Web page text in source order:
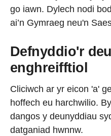
go iawn. Dylech nodi
ai’n Gymraeg neu'n
Defnyddio'r
enghreifftiol
Cliciwch ar yr eicon 'a'
hoffech eu harchwilio.
dangos y deunyddiau
datganiad hwnnw.